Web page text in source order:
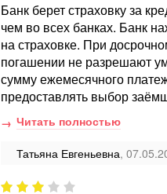
Банк берет страховку за
чем во всех банках. Банк
на страховке. При
погашении не разрешают
сумму ежемесячного
предоставлять выбор
Читать полностью
Татьяна Евгеньевна,